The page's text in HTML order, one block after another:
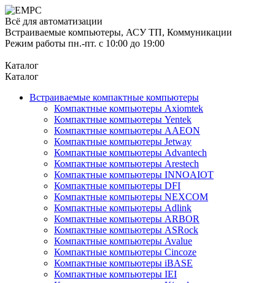
Всё для автоматизации
Встраиваемые компьютеры, АСУ ТП, Коммуникации
Режим работы пн.-пт. с 10:00 до 19:00
Каталог
Каталог
Встраиваемые компактные компьютеры
Компактные компьютеры Axiomtek
Компактные компьютеры Yentek
Компактные компьютеры AAEON
Компактные компьютеры Jetway
Компактные компьютеры Advantech
Компактные компьютеры Arestech
Компактные компьютеры INNOAIOT
Компактные компьютеры DFI
Компактные компьютеры NEXCOM
Компактные компьютеры Adlink
Компактные компьютеры ARBOR
Компактные компьютеры ASRock
Компактные компьютеры Avalue
Компактные компьютеры Cincoze
Компактные компьютеры iBASE
Компактные компьютеры IEI